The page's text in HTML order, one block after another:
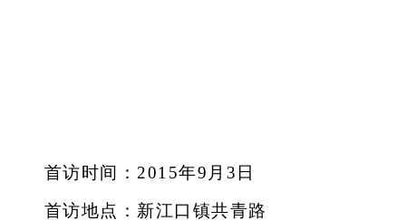
首访时间：2015年9月3日
首访地点：新江口镇共青路